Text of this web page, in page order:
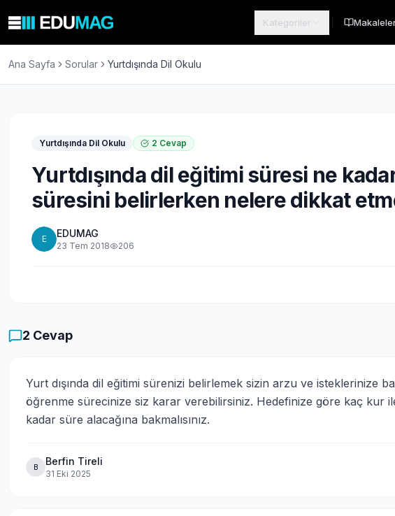
Kategoriler
Ana Sayfa Sorular Yurtdışında Dil Okulu
Yurtdışında Dil Okulu 2 Cevap
Yurtdışında dil eğitimi süresi ne
süresini belirlerken nelere dikkat
E EDUMAG
23 Tem 2018 206
2 Cevap
Yurt dışında dil eğitimi sürenizi belirlemek sizin arzu ve isteklerinize
öğrenme sürecinize siz karar verebilirsiniz. Hedefinize göre kaç kur
kadar süre alacağına bakmalısınız.
B Berfin Tireli
31 Eki 2025